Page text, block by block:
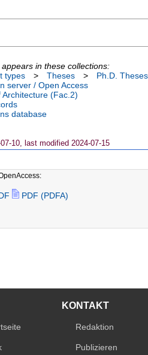
in these collections:
types
> Theses >
Ph.D. Theses
server / Open Access
Architecture (Fac.2)
database
10, last modified 2024-07-15
PDF (PDFA)
KONTAKT
Redaktion
Publizieren